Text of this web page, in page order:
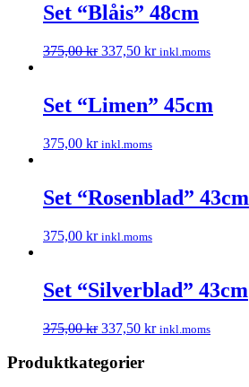
Set “Blåis” 48cm
375,00kr 337,50 kr inkl.moms
Set “Limen” 45cm
375,00 kr inkl.moms
Set “Rosenblad” 43cm
375,00 kr inkl.moms
Set “Silverblad” 43cm
375,00kr 337,50 kr inkl.moms
Produktkategorier